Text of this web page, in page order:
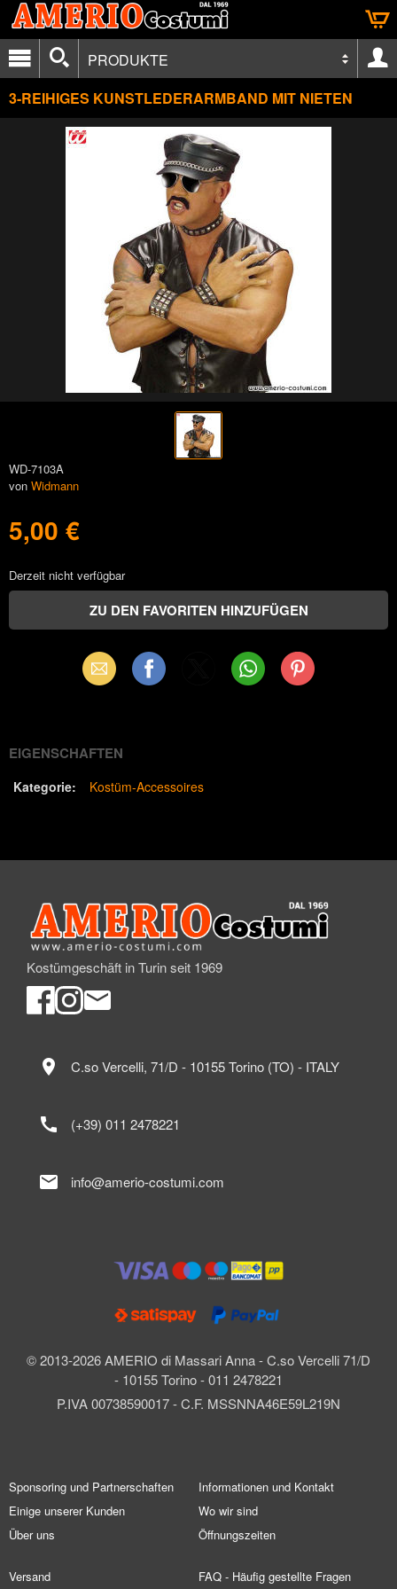
PRODUKTE
3-REIHIGES KUNSTLEDERARMBAND MIT NIETEN
WD-7103A
von Widmann
5,00 €
Derzeit nicht verfügbar
Email Facebook WhatsAppPinterest
EIGENSCHAFTEN
Kategorie: Kostüm-Accessoires
Kostümgeschäft in Turin seit 1969
© 2013-2026 AMERIO di Massari Anna - C.so Vercelli 71/D
- 10155 Torino - 011 2478221
P.IVA 00738590017 - C.F. MSSNNA46E59L219N
location_on C.so Vercelli, 71/D - 10155 Torino (TO) - ITALY
call (+39) 011 2478221
mail info@amerio-costumi.com
Sponsoring und Partnerschaften
Einige unserer Kunden
Über uns
Informationen und Kontakt
Wo wir sind
Öffnungszeiten
Versand FAQ - Häufig gestellte Fragen